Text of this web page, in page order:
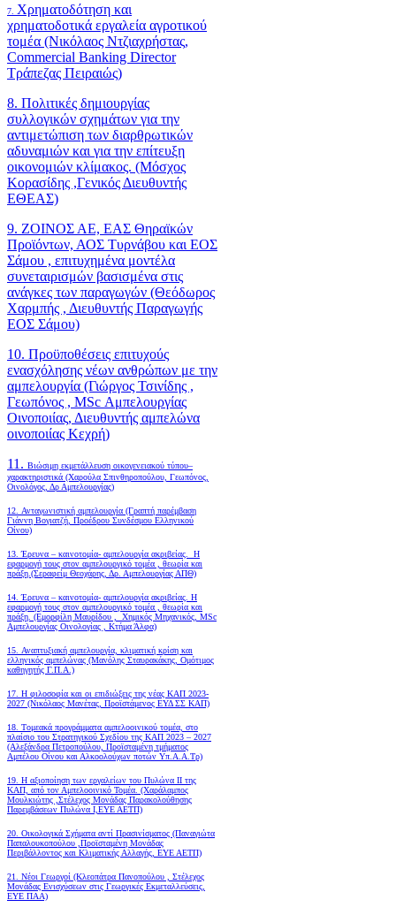
7. Χρηματοδότηση και
χρηματοδοτικά εργαλεία αγροτικού
τομέα (Νικόλαος Ντζιαχρήστας,
Commercial Banking Director
Τράπεζας Πειραιώς)
8. Πολιτικές δημιουργίας
συλλογικών σχημάτων για την
αντιμετώπιση των διαρθρωτικών
αδυναμιών και για την επίτευξη
οικονομιών κλίμακος. (Μόσχος
Κορασίδης ,Γενικός Διευθυντής
ΕΘΕΑΣ)
9. ΖΟΙΝΟΣ ΑΕ, ΕΑΣ Θηραϊκών
Προϊόντων, ΑΟΣ Τυρνάβου και ΕΟΣ
Σάμου , επιτυχημένα μοντέλα
συνεταιρισμών βασισμένα στις
ανάγκες των παραγωγών (Θεόδωρος
Χαρμπής , Διευθυντής Παραγωγής
ΕΟΣ Σάμου)
10. Προϋποθέσεις επιτυχούς
ενασχόλησης νέων ανθρώπων με την
αμπελουργία (Γιώργος Τσινίδης ,
Γεωπόνος , MSc Αμπελουργίας
Οινοποιίας, Διευθυντής αμπελώνα
οινοποιίας Κεχρή)
11. Βιώσιμη εκμετάλλευση οικογενειακού τύπου–
χαρακτηριστικά (Χαρούλα Σπινθηροπούλου, Γεωπόνος,
Οινολόγος, Δρ Αμπελουργίας)
12. Ανταγωνιστική αμπελουργία (Γραπτή παρέμβαση
Γιάννη Βογιατζή, Προέδρου Συνδέσμου Ελληνικού
Οίνου)
13. Έρευνα – καινοτομία- αμπελουργία ακριβείας. Η
εφαρμογή τους στον αμπελουργικό τομέα , θεωρία και
πράξη.(Σεραφείμ Θεοχάρης, Δρ. Αμπελουργίας ΑΠΘ)
14. Έρευνα – καινοτομία- αμπελουργία ακριβείας. Η
εφαρμογή τους στον αμπελουργικό τομέα , θεωρία και
πράξη. (Εμορφίλη Μαυρίδου , Χημικός Μηχανικός, MSc
Αμπελουργίας Οινολογίας , Κτήμα Άλφα)
15. Αναπτυξιακή αμπελουργία, κλιματική κρίση και
ελληνικός αμπελώνας (Μανόλης Σταυρακάκης, Ομότιμος
καθηγητής Γ.Π.Α.)
17. Η φιλοσοφία και οι επιδιώξεις της νέας ΚΑΠ 2023-
2027 (Νικόλαος Μανέτας, Προϊστάμενος ΕΥΔ ΣΣ ΚΑΠ)
18. Tομεακά προγράμματα αμπελοοινικού τομέα, στο
πλαίσιο του Στρατηγικού Σχεδίου της ΚΑΠ 2023 – 2027
(Αλεξάνδρα Πετροπούλου, Προϊσταμένη τμήματος
Αμπέλου Οίνου και Αλκοολούχων ποτών Υπ.Α.Α.Τρ)
19. Η αξιοποίηση των εργαλείων του Πυλώνα ΙΙ της
ΚΑΠ, από τον Αμπελοοινικό Τομέα. (Χαράλαμπος
Μουλκιώτης ,Στέλεχος Μονάδας Παρακολούθησης
Παρεμβάσεων Πυλώνα Ι,ΕΥΕ ΑΕΤΠ)
20. Οικολογικά Σχήματα αντί Πρασινίσματος (Παναγιώτα
Παπαλουκοπούλου ,Προϊσταμένη Μονάδας
Περιβάλλοντος και Κλιματικής Αλλαγής, ΕΥΕ ΑΕΤΠ)
21. Νέοι Γεωργοί (Κλεοπάτρα Πανοπούλου , Στέλεχος
Μονάδας Ενισχύσεων στις Γεωργικές Εκμεταλλεύσεις,
ΕΥΕ ΠΑΑ)